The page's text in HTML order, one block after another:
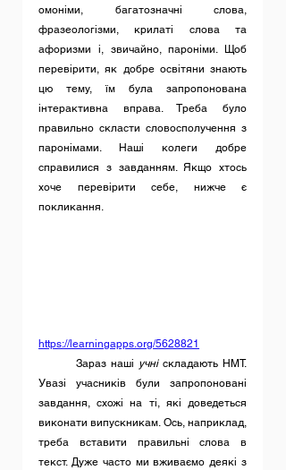
омоніми, багатозначні слова,
фразеологізми, крилаті слова та
афоризми і, звичайно, пароніми. Щоб
перевірити, як добре освітяни знають
цю тему, їм була запропонована
інтерактивна вправа. Треба було
правильно скласти словосполучення з
паронімами. Наші колеги добре
справилися з завданням. Якщо хтось
хоче перевірити себе, нижче є
покликання.
https://learningapps.org/5628821
	Зараз наші
учні складають НМТ.
Увазі учасників були запропоновані
завдання, схожі на ті, які доведеться
виконати випускникам. Ось, наприклад,
треба вставити правильні слова в
текст. Дуже часто ми вживаємо деякі з